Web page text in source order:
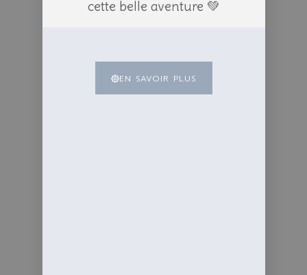
cette belle aventure 💚
EN SAVOIR PLUS